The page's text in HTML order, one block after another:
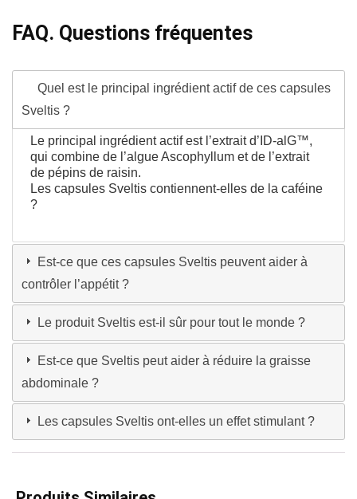
FAQ. Questions fréquentes
Quel est le principal ingrédient actif de ces capsules
Sveltis ?
Le principal ingrédient actif est l’extrait d’ID-alG™,
qui combine de l’algue Ascophyllum et de l’extrait
de pépins de raisin.
Les capsules Sveltis contiennent-elles de la caféine
?
Est-ce que ces capsules Sveltis peuvent aider à
contrôler l’appétit ?
Le produit Sveltis est-il sûr pour tout le monde ?
Est-ce que Sveltis peut aider à réduire la graisse
abdominale ?
Les capsules Sveltis ont-elles un effet stimulant ?